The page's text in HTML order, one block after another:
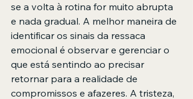
se a volta à rotina for muito abrupta
e nada gradual. A melhor maneira de
identificar os sinais da ressaca
emocional é observar e gerenciar o
que está sentindo ao precisar
retornar para a realidade de
compromissos e afazeres. A tristeza,